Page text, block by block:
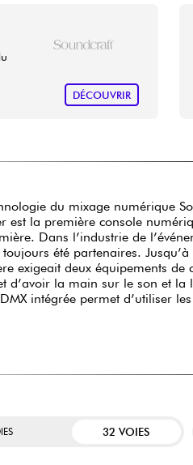
DÉCOUVRIR
du mixage numérique
est la première console
Dans l’industrie de
été partenaires.
exigeait deux équipements de
d’avoir la main sur le son et la
intégrée permet d’utiliser
un système lumière
les écoles, les lieux de
d’effets stéréo
offrant un large éventail
processeurs d’effets
console est pleinement
32 VOIES